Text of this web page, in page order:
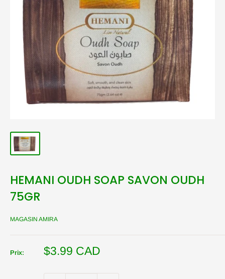
HEMANI OUDH SOAP SAVON OUDH
75GR
MAGASIN AMIRA
Prix:
Prix
$3.99 CAD